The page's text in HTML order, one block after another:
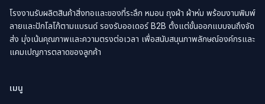
โรงงานรับผลิตสินค้าสิ่งทอและของที่ระลึก หมอน ถุงผ้า ผ้าห่ม พร้อมงานพิมพ์
ลายและปักโลโก้ตามแบรนด์ รองรับออเดอร์ B2B ตั้งแต่ขั้นออกแบบจนถึงจัด
ส่ง มุ่งเน้นคุณภาพและความตรงต่อเวลา เพื่อสนับสนุนภาพลักษณ์องค์กรและ
แคมเปญการตลาดของลูกค้า
เมนู